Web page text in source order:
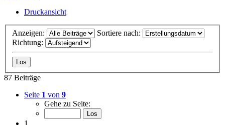
Druckansicht
Anzeigen:
Sortiere nach:
Richtung:
87 Beiträge
Seite 1 von 9
Gehe zu Seite:
1